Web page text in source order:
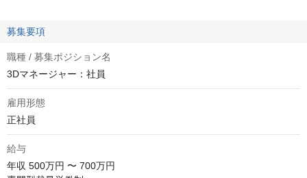
募集要項
職種 / 募集ポジション名
3Dマネージャー：社員
雇用形態
正社員
給与
年収 500万円 〜 700万円